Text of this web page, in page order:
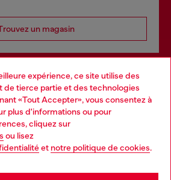
expérience, ce site utilise des
de tierce partie et des technologies
«Tout Accepter», vous consentez à
plus d'informations ou pour
cliquez sur
ou lisez
et notre politique de cookies.
un magasin
en ligne et en magasin.
En savoir plus
France website, but it seems you
States